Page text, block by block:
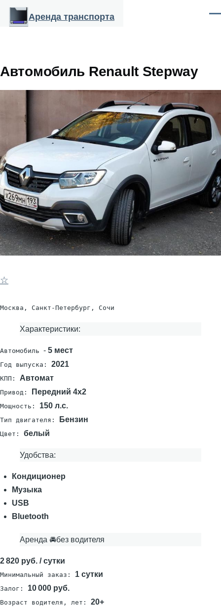
Перейти к основному содержанию
Аренда транспорта
Автомобиль Renault Stepway
☆
Москва, Санкт-Петербург, Сочи
Характеристики:
Автомобиль - 5 мест
Год выпуска: 2021
КПП: Автомат
Привод: Передний 4х2
Мощность: 150 л.с.
Тип двигателя: Бензин
Цвет: белый
Удобства:
Кондиционер
Музыка
USB
Bluetooth
Аренда 🚘без водителя
2 820 руб. / сутки
Минимальный заказ: 1 сутки
Залог: 10 000 руб.
Возраст водителя, лет: 20+